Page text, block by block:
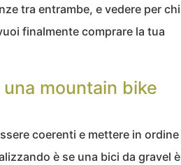
tra entrambe, e vedere per chi
finalmente comprare la tua
mountain bike
coerenti e mettere in ordine
è se una bici da gravel è